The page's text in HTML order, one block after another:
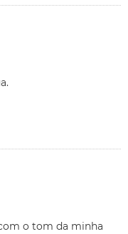
o tom da minha